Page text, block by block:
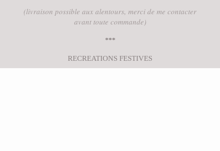
(livraison possible aux alentours, merci de me contacter
avant toute commande)
***
RECREATIONS FESTIVES